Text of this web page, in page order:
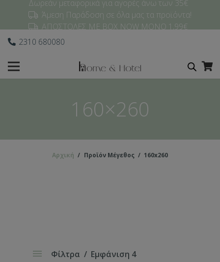
Δωρεάν μεταφορικά για αγορές άνω των 35€
Άμεση Παράδοση σε όλα μας τα προϊόντα!
ΑΠΟΣΤΟΛΕΣ ΜΕ BOX NOW ΜΟΝΟ 1,99€
2310 680080
160×260
Αρχική / Προϊόν Μέγεθος / 160x260
Φίλτρα
Εμφάνιση 4